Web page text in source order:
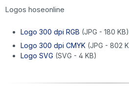
Logos hoseonline
Logo 300 dpi RGB (JPG - 180 KB)
Logo 300 dpi CMYK (JPG - 802
Logo SVG (SVG - 4 KB)